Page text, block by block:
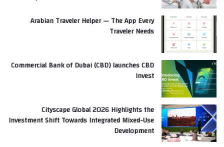
Arabian Traveler Helper — The App Every
Traveler Needs
Commercial Bank of Dubai (CBD) launches CBD
Invest
Cityscape Global 2026 Highlights the
Investment Shift Towards Integrated Mixed-Use
Development